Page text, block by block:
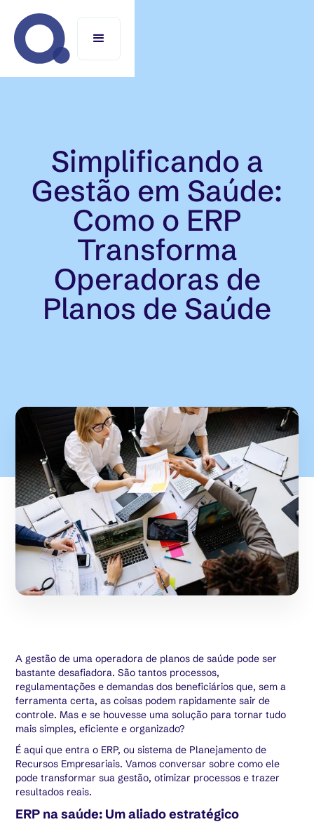
Simplificando a
Gestão em Saúde:
Como o ERP
Transforma
Operadoras de
Planos de Saúde
A gestão de uma operadora de planos de saúde pode ser
bastante desafiadora. São tantos processos,
regulamentações e demandas dos beneficiários que, sem a
ferramenta certa, as coisas podem rapidamente sair de
controle. Mas e se houvesse uma solução para tornar tudo
mais simples, eficiente e organizado?
É aqui que entra o ERP, ou sistema de Planejamento de
Recursos Empresariais. Vamos conversar sobre como ele
pode transformar sua gestão, otimizar processos e trazer
resultados reais.
ERP na saúde: Um aliado estratégico